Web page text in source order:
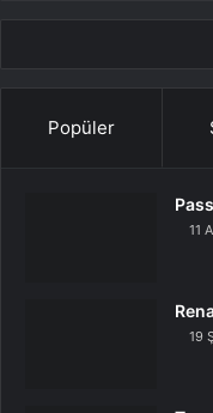
Popüler
11
19